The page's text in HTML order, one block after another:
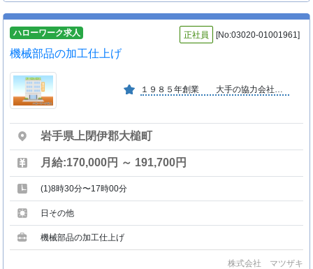
ハローワーク求人 正社員 [No:03020-01001961]
機械部品の加工仕上げ
岩手県上閉伊郡大槌町
月給:170,000円 ～ 191,700円
(1)8時30分〜17時00分
日その他
機械部品の加工仕上げ
株式会社 マツザキ